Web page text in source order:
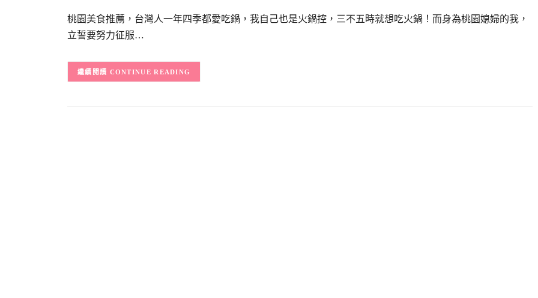
桃園美食推薦，台灣人一年四季都愛吃鍋，我自己也是火鍋控，三不五時就想吃火鍋！而身為桃園媳婦的我，
立誓要努力征服…
CONTINUE READING